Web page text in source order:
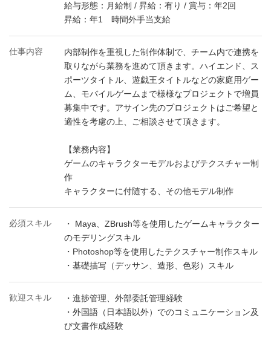
給与形態：月給制 / 昇給：有り / 賞与：年2回
昇給：年1 時間外手当支給
仕事内容
内部制作を重視した制作体制で、チーム内で連携を
取りながら業務を進めて頂きます。ハイエンド、ス
ポーツタイトル、遊戯王タイトルなどの家庭用ゲー
ム、モバイルゲームまで様様なプロジェクトで増員
募集中です。アサイン先のプロジェクトはご希望と
適性を考慮の上、ご相談させて頂きます。
【業務内容】
ゲームのキャラクターモデルおよびテクスチャー制
作
キャラクターに付随する、その他モデル制作
必須スキル
・ Maya、ZBrush等を使用したゲームキャラクター
のモデリングスキル
・Photoshop等を使用したテクスチャー制作スキル
・基礎描写（デッサン、造形、色彩）スキル
歓迎スキル
・進捗管理、外部委託管理経験
・外国語（日本語以外）でのコミュニケーション及
び文書作成経験